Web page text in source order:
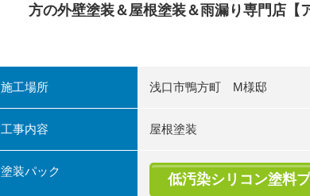
方の外壁塗装＆屋根塗装＆雨漏り専門店
施工場所 浅口市鴨方町 M様邸
工事内容 屋根塗装
塗装パック
低汚染シリコン塗料